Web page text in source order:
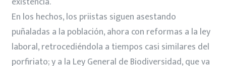
En los hechos, los priistas siguen asestando
puñaladas a la población, ahora con reformas a la ley
laboral, retrocediéndola a tiempos casi similares del
porfiriato; y a la Ley General de Biodiversidad, que va